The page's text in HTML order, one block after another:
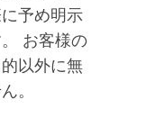
予め明示
お客様の
以外に無
。